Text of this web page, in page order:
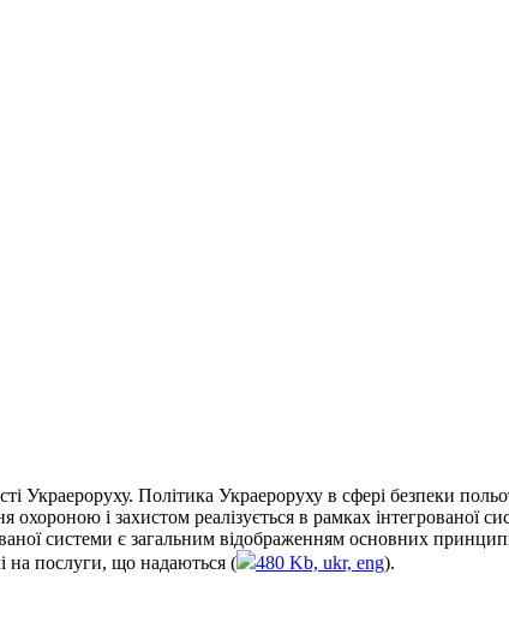
Украероруху. Політика Украероруху в сфері безпеки
охороною і захистом реалізується в рамках інтегрованої
системи є загальним відображенням основних
на послуги, що надаються (
480 Kb, ukr, eng).